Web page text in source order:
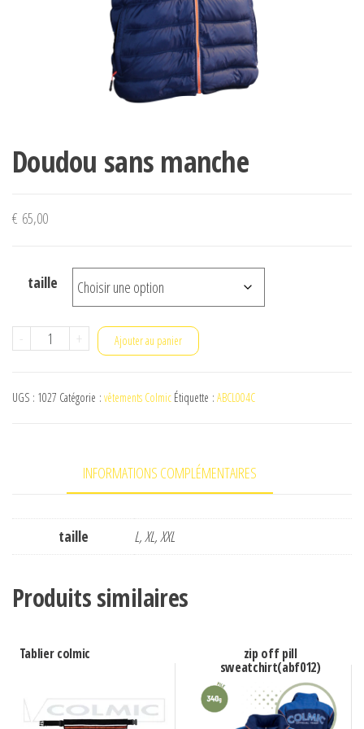
Doudou sans manche
€ 65,00
taille
-
quantité
sans
+ Ajouter au panier
UGS : 1027 Catégorie : vêtements Colmic Étiquette : ABCL004C
INFORMATIONS COMPLÉMENTAIRES
taille L, XL, XXL
Produits similaires
Tablier colmic zip off pill
sweatchirt(abf012)